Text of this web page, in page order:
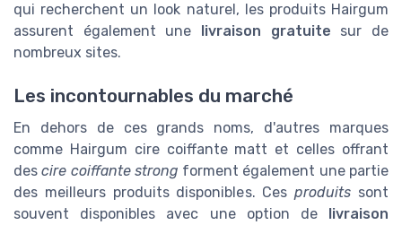
qui recherchent un look naturel, les produits Hairgum
assurent également une livraison gratuite sur de
nombreux sites.
Les incontournables du marché
En dehors de ces grands noms, d'autres marques
comme Hairgum cire coiffante matt et celles offrant
descire coiffante strong forment également une partie
des meilleurs produits disponibles. Cesproduits sont
souvent disponibles avec une option de livraison